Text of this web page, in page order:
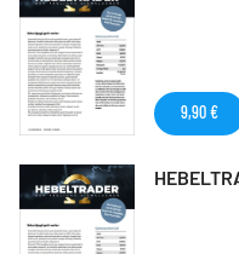
9,90 €